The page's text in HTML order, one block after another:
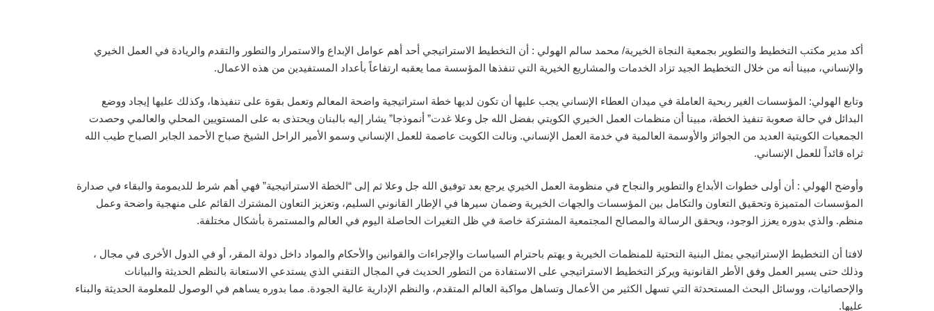
أكد مدير مكتب التخطيط والتطوير بجمعية النجاة الخيرية/ محمد سالم الهولي : أن التخطيط الاستراتيجي أحد أهم عوامل الإبداع والاستمرار والتطور والتقدم والريادة في العمل الخيري
والإنساني، مبينا أنه من خلال التخطيط الجيد تزاد الخدمات والمشاريع الخيرية التي تنفذها المؤسسة مما يعقبه ارتفاعاً بأعداد المستفيدين من هذه الاعمال.
وتابع الهولي: المؤسسات الغير ربحية العاملة في ميدان العطاء الإنساني يجب عليها أن تكون لديها خطة استراتيجية واضحة المعالم وتعمل بقوة على تنفيذها، وكذلك عليها إيجاد ووضع
البدائل في حالة صعوبة تنفيذ الخطة، مبينا أن منظمات العمل الخيري الكويتي بفضل الله جل وعلا غدت” أنموذجا” يشار إليه بالبنان ويحتذى به على المستويين المحلي والعالمي وحصدت
الجمعيات الكويتية العديد من الجوائز والأوسمة العالمية في خدمة العمل الإنساني. ونالت الكويت عاصمة للعمل الإنساني وسمو الأمير الراحل الشيخ صباح الأحمد الجابر الصباح طيب الله
ثراه قائداً للعمل الإنساني.
وأوضح الهولي : أن أولى خطوات الأبداع والتطوير والنجاح في منظومة العمل الخيري يرجع بعد توفيق الله جل وعلا ثم إلى “الخطة الاستراتيجية” فهي أهم شرط للديمومة والبقاء في صدارة
المؤسسات المتميزة وتحقيق التعاون والتكامل بين المؤسسات والجهات الخيرية وضمان سيرها في الإطار القانوني السليم، وتعزيز التعاون المشترك القائم على منهجية واضحة وعمل
منظم. والذي بدوره يعزز الوجود، ويحقق الرسالة والمصالح المجتمعية المشتركة خاصة في ظل التغيرات الحاصلة اليوم في العالم والمستمرة بأشكال مختلفة.
لافتا أن التخطيط الإستراتيجي يمثل البنية التحتية للمنظمات الخيرية و يهتم باحترام السياسات والإجراءات والقوانين والأحكام والمواد داخل دولة المقر، أو في الدول الأخرى في مجال ،
وذلك حتى يسير العمل وفق الأطر القانونية ويركز التخطيط الاستراتيجي على الاستفادة من التطور الحديث في المجال التقني الذي يستدعي الاستعانة بالنظم الحديثة والبيانات
والإحصائيات، ووسائل البحث المستحدثة التي تسهل الكثير من الأعمال وتساهل مواكبة العالم المتقدم، والنظم الإدارية عالية الجودة. مما بدوره يساهم في الوصول للمعلومة الحديثة والبناء
عليها.